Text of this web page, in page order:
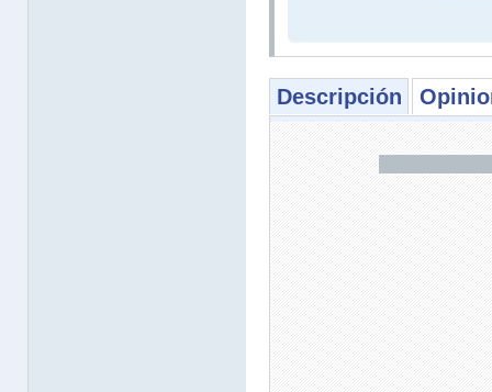
Descripción